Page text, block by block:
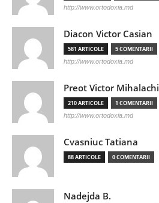
http://www.ortodoxia.md
Diacon Victor Casian
581 ARTICOLE 5 COMENTARII
http://www.ortodoxia.md
Preot Victor Mihalachi
210 ARTICOLE 1 COMENTARII
http://www.ortodoxia.md
Cvasniuc Tatiana
88 ARTICOLE 0 COMENTARII
Nadejda B.